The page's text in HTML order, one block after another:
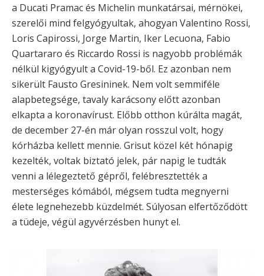
a Ducati Pramac és Michelin munkatársai, mérnökei,
szerelői mind felgyógyultak, ahogyan Valentino Rossi,
Loris Capirossi, Jorge Martin, Iker Lecuona, Fabio
Quartararo és Riccardo Rossi is nagyobb problémák
nélkül kigyógyult a Covid-19-ből. Ez azonban nem
sikerült Fausto Gresininek. Nem volt semmiféle
alapbetegsége, tavaly karácsony előtt azonban
elkapta a koronavírust. Előbb otthon kúrálta magát,
de december 27-én már olyan rosszul volt, hogy
kórházba kellett mennie. Grisut közel két hónapig
kezelték, voltak biztató jelek, pár napig le tudták
venni a lélegeztető gépről, felébresztették a
mesterséges kómából, mégsem tudta megnyerni
élete legnehezebb küzdelmét. Súlyosan elfertőződött
a tüdeje, végül agyvérzésben hunyt el.